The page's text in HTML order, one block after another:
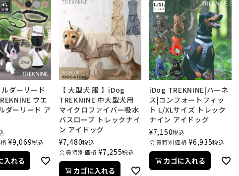
ルダーリード
ウエ
ダーリード ア
¥9,069税込
入れる
【 大型犬 服 】iDog
TREKNINE 中大型犬用
マイクロファイバー吸水
バスローブ トレックナイ
ン アイドッグ
¥7,480税込
会員特別価格 ¥7,255税込
カゴに入れる
iDog TREKNINE|ハーネ
ス|コンフォートフィッ
ト L/XLサイズ トレック
ナイン アイドッグ
¥7,150税込
会員特別価格 ¥6,935税込
カゴに入れる